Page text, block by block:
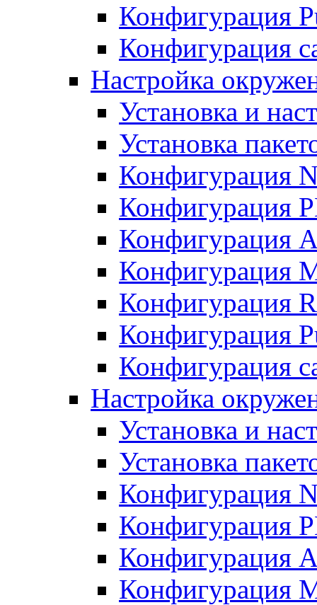
Конфигурация
Конфигурация
Настройка
Установка и
Установка
Конфигурация
Конфигурация
Конфигурация
Конфигурация
Конфигурация
Конфигурация
Конфигурация
Настройка
Установка и
Установка
Конфигурация
Конфигурация
Конфигурация
Конфигурация